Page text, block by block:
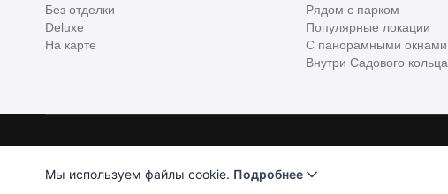
Без отделки
Deluxe
На карте
Рядом с парком
Популярные локации
С панорамными окнами
Внутри Садового кольца
Хантер. Оплачивая услуги, вы принимаете
Лицензионное соглашение
Мы используем файлы cookie. Подробнее